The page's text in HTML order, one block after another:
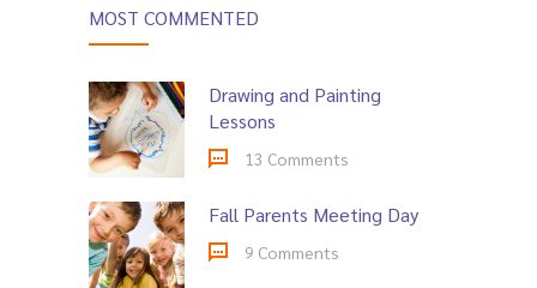
MOST COMMENTED
Drawing and Painting
Lessons
13 Comments
Fall Parents Meeting Day
9 Comments